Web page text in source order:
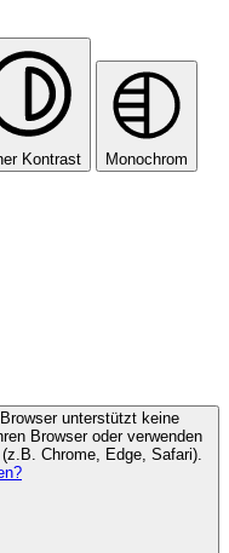
Kontrast Monochrom
Browser unterstützt keine
Browser oder verwenden
Chrome, Edge, Safari).